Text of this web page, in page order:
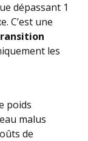
dépassant 1
C’est une
les
poids
malus
de